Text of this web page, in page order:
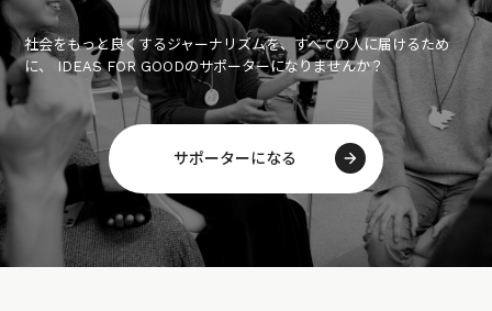
社会をもっと良くするジャーナリズムを、すべての人に届けるため
に、 IDEAS FOR GOODのサポーターになりませんか？
サポーターになる